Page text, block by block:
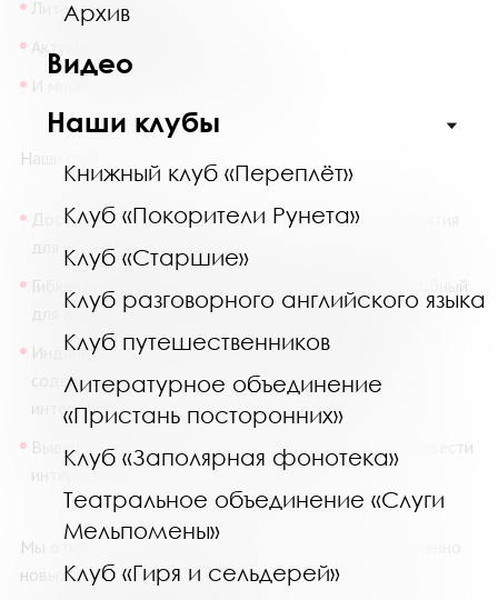
Архив
Видео
Наши клубы
Книжный клуб «Переплёт»
Клуб «Покорители Рунета»
Клуб «Старшие»
Клуб разговорного английского языка
Клуб путешественников
Литературное объединение
«Пристань посторонних»
Клуб «Заполярная фонотека»
Театральное объединение «Слуги
Мельпомены»
Клуб «Гиря и сельдерей»
Литература и искусство
Актуальные социальные темы
И многие другие по вашему желанию!
Наши преимущества:
Доступнее с группой: специальная цена на мероприятия
для коллективных заявок.
Гибкий график: проведем мероприятие в любой удобный
для вас день и время по предварительной заявке.
Индивидуальный подход: можем адаптировать
содержание и формат занятия под ваши задачи и
интересы.
Выездные мероприятия: готовы организовать и провести
интересное событие на вашей площадке!
Мы открыты к сотрудничеству и разработке совершенно
новых тем по вашим запросам.